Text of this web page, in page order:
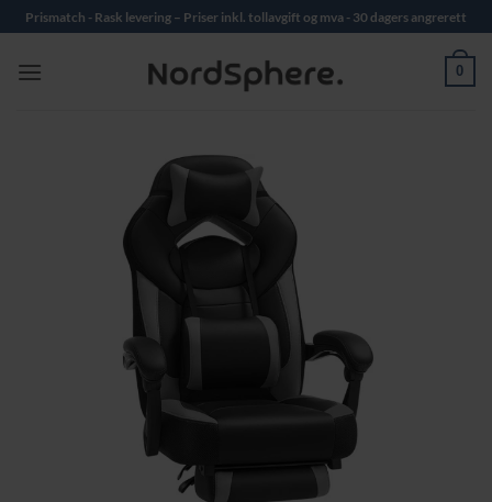
Skip
to
content
Prismatch - Rask levering – Priser inkl. tollavgift og mva - 30 dagers angrerett
0